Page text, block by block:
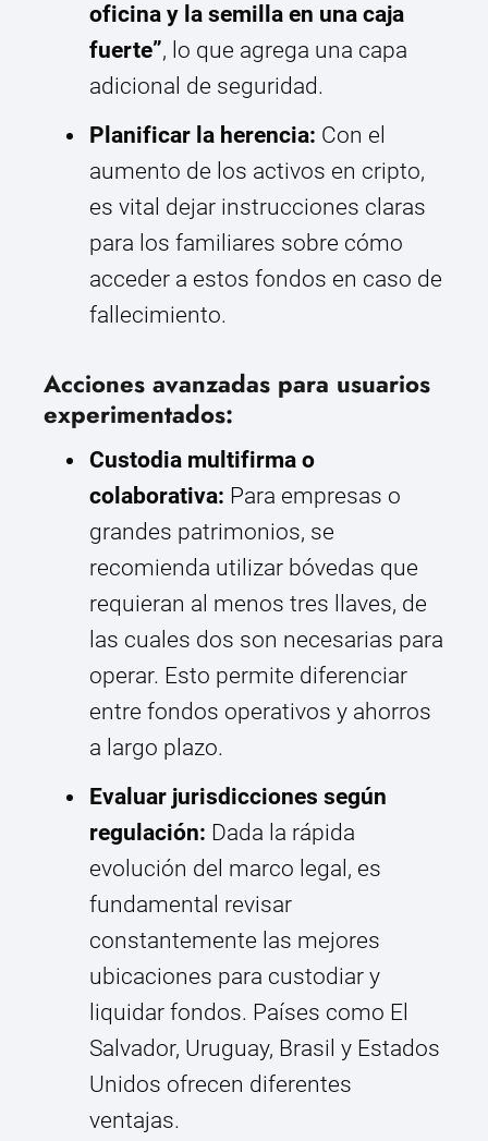
oficina y la semilla en una caja
fuerte”, lo que agrega una capa
adicional de seguridad.
Planificar la herencia: Con el
aumento de los activos en cripto,
es vital dejar instrucciones claras
para los familiares sobre cómo
acceder a estos fondos en caso de
fallecimiento.
Acciones avanzadas para usuarios
experimentados:
Custodia multifirma o
colaborativa: Para empresas o
grandes patrimonios, se
recomienda utilizar bóvedas que
requieran al menos tres llaves, de
las cuales dos son necesarias para
operar. Esto permite diferenciar
entre fondos operativos y ahorros
a largo plazo.
Evaluar jurisdicciones según
regulación: Dada la rápida
evolución del marco legal, es
fundamental revisar
constantemente las mejores
ubicaciones para custodiar y
liquidar fondos. Países como El
Salvador, Uruguay, Brasil y Estados
Unidos ofrecen diferentes
ventajas.